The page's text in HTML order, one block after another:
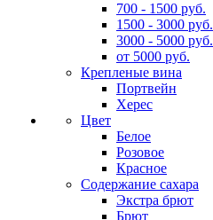
700 - 1500 руб.
1500 - 3000 руб.
3000 - 5000 руб.
от 5000 руб.
Крепленые вина
Портвейн
Херес
Цвет
Белое
Розовое
Красное
Содержание сахара
Экстра брют
Брют